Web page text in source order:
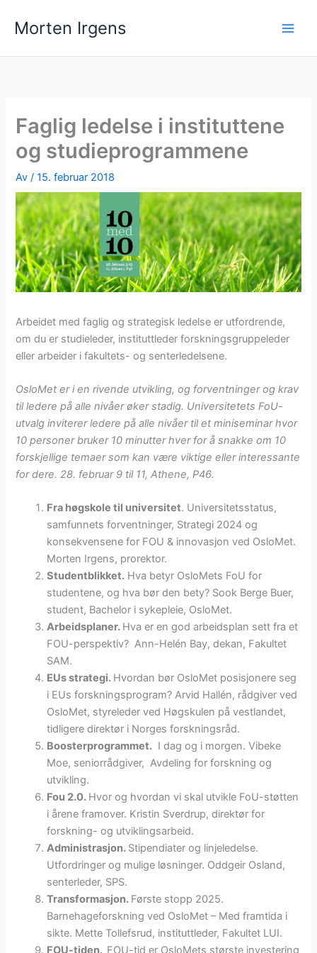
innholdet
Morten Irgens
Faglig ledelse i instituttene
og studieprogrammene
Av /15. februar 2018
Arbeidet med faglig og strategisk ledelse er utfordrende,
om du er studieleder, instituttleder forskningsgruppeleder
eller arbeider i fakultets- og senterledelsene.
OsloMet er i en rivende utvikling, og forventninger og krav
til ledere på alle nivåer øker stadig. Universitetets FoU-
utvalg inviterer ledere på alle nivåer til et miniseminar hvor
10 personer bruker 10 minutter hver for å snakke om 10
forskjellige temaer som kan være viktige eller interessante
for dere. 28. februar 9 til 11, Athene, P46.
Fra høgskole til universitet. Universitetsstatus,
samfunnets forventninger, Strategi 2024 og
konsekvensene for FOU & innovasjon ved OsloMet.
Morten Irgens, prorektor.
Studentblikket. Hva betyr OsloMets FoU for
studentene, og hva bør den bety? Sook Berge Buer,
student, Bachelor i sykepleie, OsloMet.
Arbeidsplaner. Hva er en god arbeidsplan sett fra et
FOU-perspektiv? Ann-Helén Bay, dekan, Fakultet
SAM.
EUs strategi. Hvordan bør OsloMet posisjonere seg
i EUs forskningsprogram? Arvid Hallén, rådgiver ved
OsloMet, styreleder ved Høgskulen på vestlandet,
tidligere direktør i Norges forskningsråd.
Boosterprogrammet. I dag og i morgen. Vibeke
Moe, seniorrådgiver, Avdeling for forskning og
utvikling.
Fou 2.0. Hvor og hvordan vi skal utvikle FoU-støtten
i årene framover. Kristin Sverdrup, direktør for
forskning- og utviklingsarbeid.
Administrasjon. Stipendiater og linjeledelse.
Utfordringer og mulige løsninger. Oddgeir Osland,
senterleder, SPS.
Transformasjon. Første stopp 2025.
Barnehageforskning ved OsloMet – Med framtida i
sikte. Mette Tollefsrud, instituttleder, Fakultet LUI.
FOU-tiden. FOU-tid er OsloMets største investering